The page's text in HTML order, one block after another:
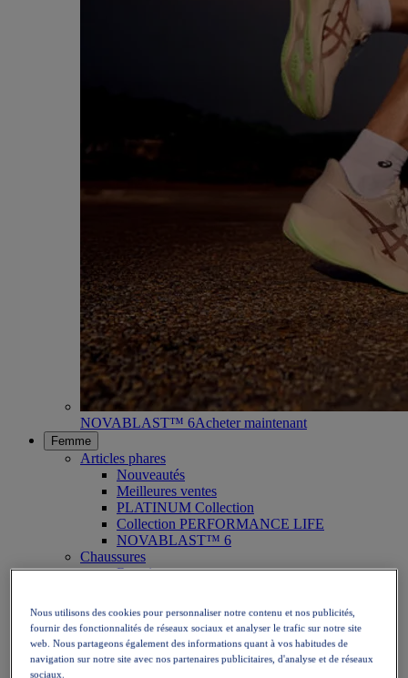
NOVABLAST™ 6Acheter maintenant
Femme
Articles phares
Nouveautés
Meilleures ventes
PLATINUM Collection
Collection PERFORMANCE LIFE
NOVABLAST™ 6
Chaussures
Running
Tennis
Volley
Handball
Padel
Nous utilisons des cookies pour personnaliser notre contenu et nos publicités,
fournir des fonctionnalités de réseaux sociaux et analyser le trafic sur notre site
web. Nous partageons également des informations quant à vos habitudes de
navigation sur notre site avec nos partenaires publicitaires, d'analyse et de réseaux
sociaux.